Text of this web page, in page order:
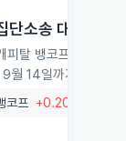
소송 대응
탈 뱅코프를 상대
14일까지입니다.
코프 +0.20%